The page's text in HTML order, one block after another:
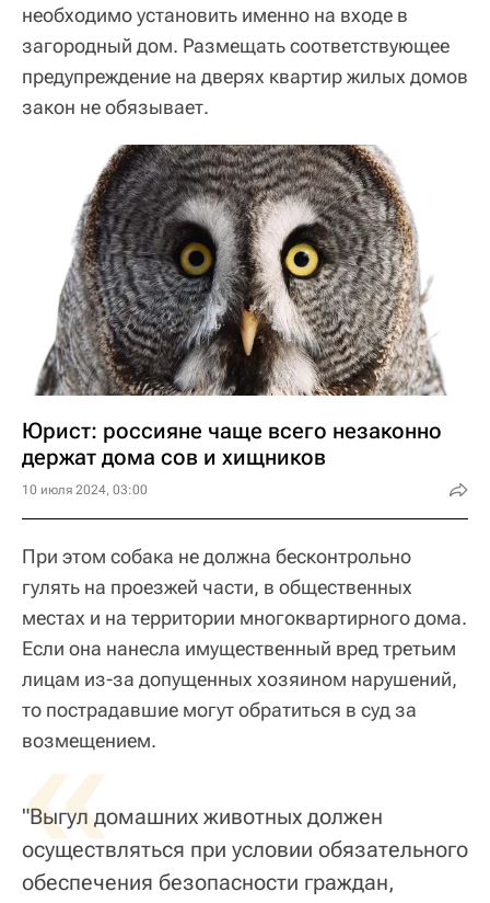
необходимо установить именно на входе в
загородный дом. Размещать соответствующее
предупреждение на дверях квартир жилых домов
закон не обязывает.
Юрист: россияне чаще всего незаконно
держат дома сов и хищников
10 июля 2024, 03:00
При этом собака не должна бесконтрольно
гулять на проезжей части, в общественных
местах и на территории многоквартирного дома.
Если она нанесла имущественный вред третьим
лицам из-за допущенных хозяином нарушений,
то пострадавшие могут обратиться в суд за
возмещением.
«
"Выгул домашних животных должен
осуществляться при условии обязательного
обеспечения безопасности граждан,